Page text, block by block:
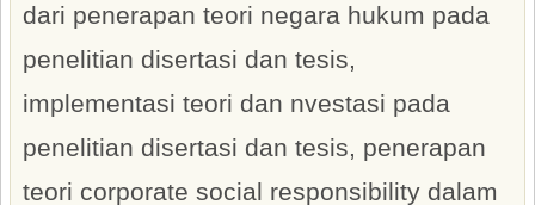
dari penerapan teori negara hukum pada
penelitian disertasi dan tesis,
implementasi teori dan nvestasi pada
penelitian disertasi dan tesis, penerapan
teori corporate social responsibility dalam